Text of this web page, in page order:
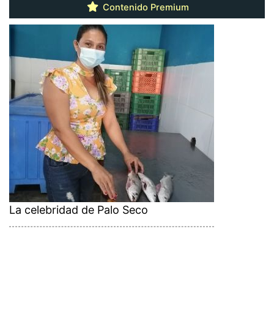
Contenido Premium
La celebridad de Palo Seco